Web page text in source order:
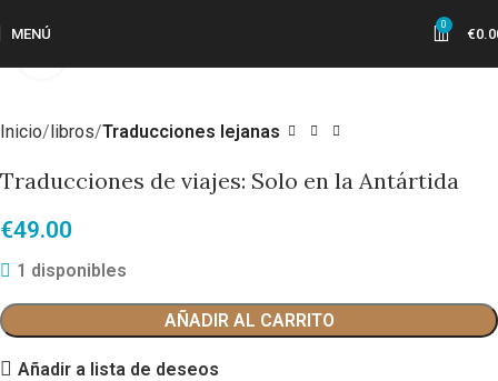
MENÚ
0
€
Inicio libros Traducciones lejanas
Traducciones de viajes: Solo en la Antártida
€49.00
1 disponibles
AÑADIR AL CARRITO
Añadir a lista de deseos